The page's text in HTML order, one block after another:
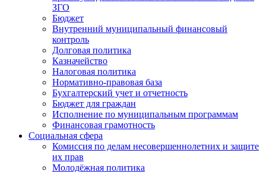
ЗГО
Бюджет
Внутренний муниципальный финансовый
контроль
Долговая политика
Казначейство
Налоговая политика
Нормативно-правовая база
Бухгалтерский учет и отчетность
Бюджет для граждан
Исполнение по муниципальным программам
Финансовая грамотность
Социальная сфера
Комиссия по делам несовершеннолетних и защите
их прав
Молодёжная политика